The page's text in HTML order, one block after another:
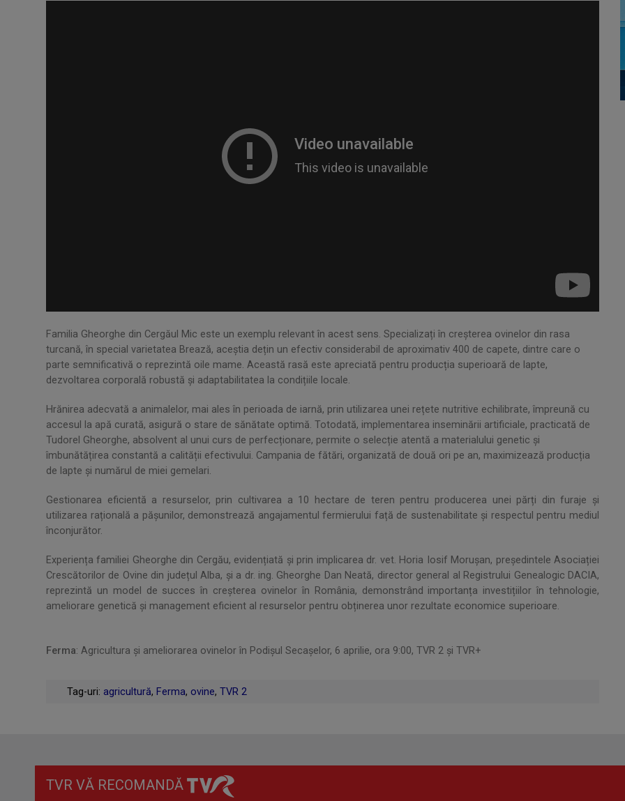
Familia Gheorghe din Cergăul Mic este un exemplu relevant în acest sens. Specializați în creșterea ovinelor din rasa
turcană, în special varietatea Brează, aceștia dețin un efectiv considerabil de aproximativ 400 de capete, dintre care o
parte semnificativă o reprezintă oile mame. Această rasă este apreciată pentru producția superioară de lapte,
dezvoltarea corporală robustă și adaptabilitatea la condițiile locale.
Hrănirea adecvată a animalelor, mai ales în perioada de iarnă, prin utilizarea unei rețete nutritive echilibrate, împreună cu
accesul la apă curată, asigură o stare de sănătate optimă. Totodată, implementarea inseminării artificiale, practicată de
Tudorel Gheorghe, absolvent al unui curs de perfecționare, permite o selecție atentă a materialului genetic și
îmbunătățirea constantă a calității efectivului. Campania de fătări, organizată de două ori pe an, maximizează producția
de lapte și numărul de miei gemelari.
Gestionarea eficientă a resurselor, prin cultivarea a 10 hectare de teren pentru producerea unei părți din furaje și
utilizarea rațională a pășunilor, demonstrează angajamentul fermierului față de sustenabilitate și respectul pentru mediul
înconjurător.
Experiența familiei Gheorghe din Cergău, evidențiată și prin implicarea dr. vet. Horia Iosif Morușan, președintele Asociației
Crescătorilor de Ovine din județul Alba, și a dr. ing. Gheorghe Dan Neată, director general al Registrului Genealogic DACIA,
reprezintă un model de succes în creșterea ovinelor în România, demonstrând importanța investițiilor în tehnologie,
ameliorare genetică și management eficient al resurselor pentru obținerea unor rezultate economice superioare.
Ferma: Agricultura și ameliorarea ovinelor în Podișul Secașelor, 6 aprilie, ora 9:00, TVR 2 și TVR+
Tag-uri: agricultură, Ferma, ovine, TVR 2
TVR VĂ RECOMANDĂ